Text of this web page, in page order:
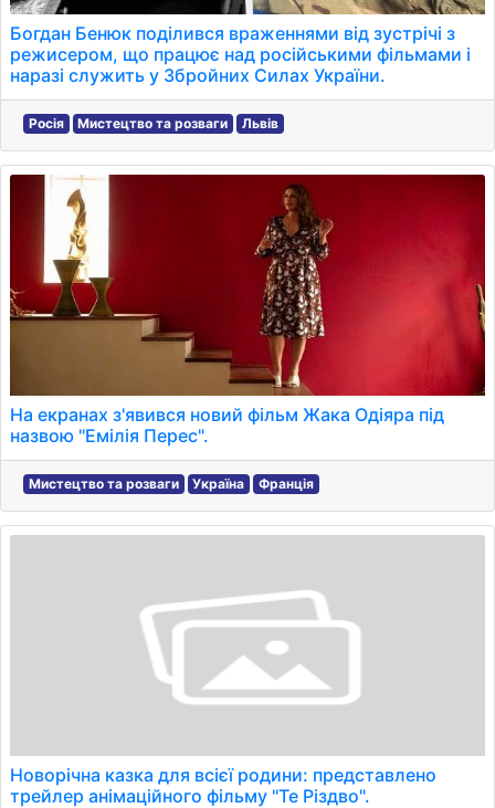
Богдан Бенюк поділився враженнями від зустрічі з
режисером, що працює над російськими фільмами і
наразі служить у Збройних Силах України.
Росія Мистецтво та розваги Львів
На екранах з'явився новий фільм Жака Одіяра під
назвою "Емілія Перес".
Мистецтво та розваги Україна Франція
Новорічна казка для всієї родини: представлено
трейлер анімаційного фільму "Те Різдво".